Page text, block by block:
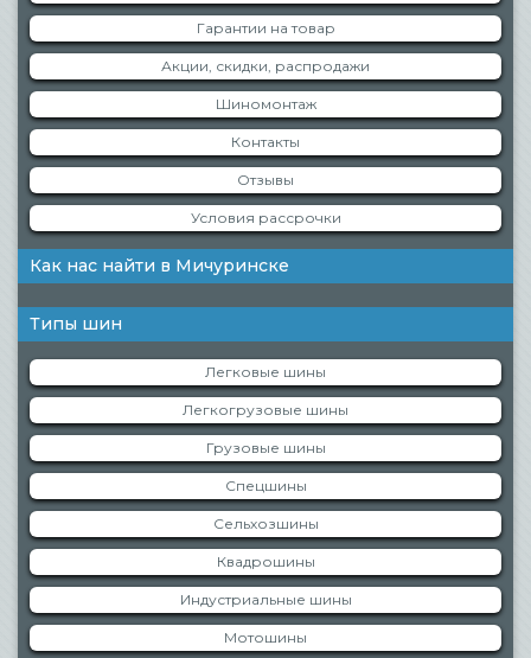
Гарантии на товар
Акции, скидки, распродажи
Шиномонтаж
Контакты
Отзывы
Условия рассрочки
Как нас найти в Мичуринске
Типы шин
Легковые шины
Легкогрузовые шины
Грузовые шины
Спецшины
Сельхозшины
Квадрошины
Индустриальные шины
Мотошины